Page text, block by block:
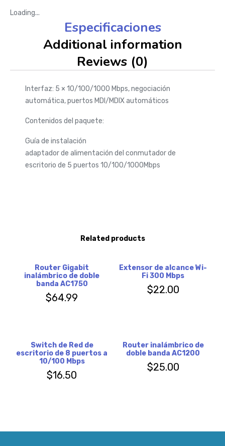
Loading...
Especificaciones
Additional information
Reviews (0)
Interfaz: 5 × 10/100/1000 Mbps, negociación
automática, puertos MDI/MDIX automáticos
Contenidos del paquete:
Guía de instalación
adaptador de alimentación del conmutador de
escritorio de 5 puertos 10/100/1000Mbps
Related products
Router Gigabit
inalámbrico de doble
banda AC1750
$64.99
Extensor de alcance Wi-
Fi 300 Mbps
$22.00
Switch de Red de
escritorio de 8 puertos a
10/100 Mbps
$16.50
Router inalámbrico de
doble banda AC1200
$25.00